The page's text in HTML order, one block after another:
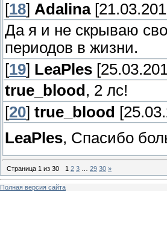
[18] Adalina
Да я и не скрываю
периодов в жизни.
[19] LeaPles
true_blоod , 2 лс!
[20] true_blоod
LeaPles, Спасибо
Страница 1 из 30 1 2 3 29 30 »
Полная версия сайта